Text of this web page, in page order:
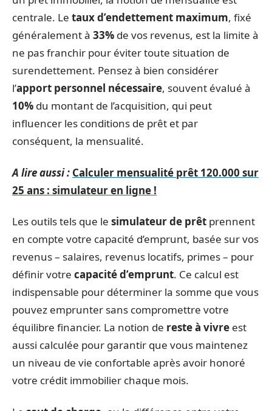
centrale. Le taux d’endettement maximum, fixé
généralement à 33% de vos revenus, est la limite à
ne pas franchir pour éviter toute situation de
surendettement. Pensez à bien considérer
l’apport personnel nécessaire, souvent évalué à
10% du montant de l’acquisition, qui peut
influencer les conditions de prêt et par
conséquent, la mensualité.
A lire aussi : Calculer mensualité prêt 120.000 sur
25 ans : simulateur en ligne !
Les outils tels que le simulateur de prêt prennent
en compte votre capacité d’emprunt, basée sur vos
revenus – salaires, revenus locatifs, primes – pour
définir votre capacité d’emprunt. Ce calcul est
indispensable pour déterminer la somme que vous
pouvez emprunter sans compromettre votre
équilibre financier. La notion de reste à vivre est
aussi calculée pour garantir que vous maintenez
un niveau de vie confortable après avoir honoré
votre crédit immobilier chaque mois.